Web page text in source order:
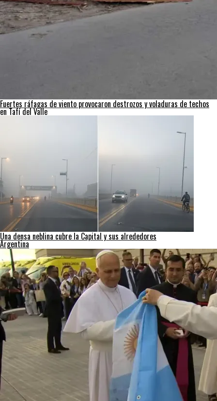
Fuertes ráfagas de viento provocaron destrozos y voladuras de techos
en Tafí del Valle
Una densa neblina cubre la Capital y sus alrededores
Argentina